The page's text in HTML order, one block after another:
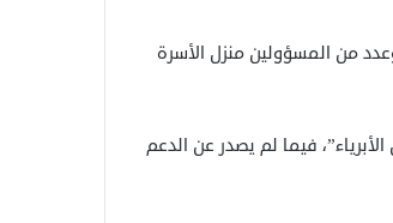
من المسؤولين منزل الأسرة
فيما لم يصدر عن الدعم